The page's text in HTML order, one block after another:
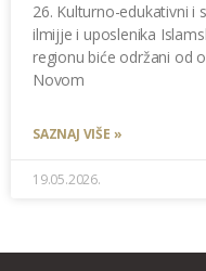
26. Kulturno-edukativni i
ilmijje i uposlenika
regionu biće održani od
Novom
SAZNAJ VIŠE »
19.05.2026.